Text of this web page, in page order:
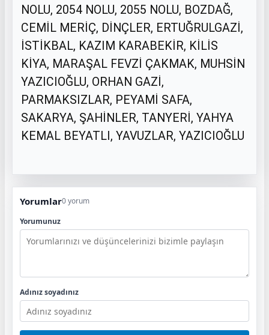
NOLU, 2054 NOLU, 2055 NOLU, BOZDAĞ,
CEMİL MERİÇ, DİNÇLER, ERTUĞRULGAZİ,
İSTİKBAL, KAZIM KARABEKİR, KİLİS
KİYA, MARAŞAL FEVZİ ÇAKMAK, MUHSİN
YAZICIOĞLU, ORHAN GAZİ,
PARMAKSIZLAR, PEYAMİ SAFA,
SAKARYA, ŞAHİNLER, TANYERİ, YAHYA
KEMAL BEYATLI, YAVUZLAR, YAZICIOĞLU
Yorumlar0 yorum
Yorumunuz
Adınız soyadınız